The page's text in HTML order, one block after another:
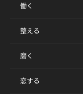
働く
整える
磨く
恋する